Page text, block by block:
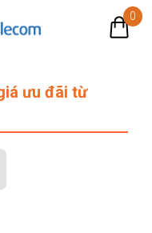
0
ưu đãi từ